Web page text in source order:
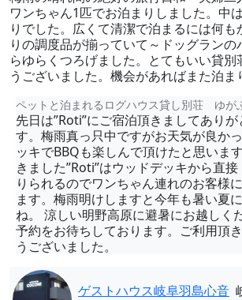
ワンちゃん1匹でお泊まりしました。中
りでした。広くて清潔で泊まるには何
りの調度品が揃っていて～ドッグランの
らゆらくつろげました。とてもいい貸
うございました。機会があればまた泊ま
ペットと泊まれるログハウス貸し別荘 ゆが
先日は”Roti”にご宿泊頂きましてありが
す。梅雨真っ只中ですがお天気が良か
ッキでBBQも楽しんで頂けたと思いま
きました”Roti”はウッドデッキから直
りられるのでワンちゃん連れのお客様
ます。梅雨明けしますと今年も暑い夏
ね。 涼しい明野高原に避暑にお越しく
予約をお待ちしております。ご利用頂
うございました。
ゲストハウス岐阜羽島心音